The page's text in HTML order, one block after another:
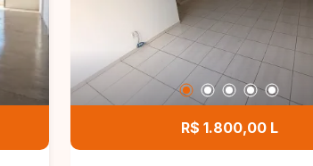
R$ 1.800,00 L